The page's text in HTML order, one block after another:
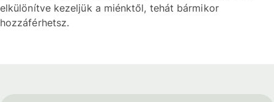
elkülönítve kezeljük a miénktől, tehát bármikor
hozzáférhetsz.